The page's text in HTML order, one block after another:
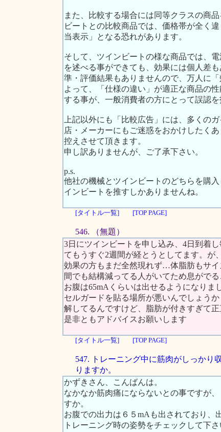
また、比較する場合には同等クラスの商
ビートとの比較商品では、価格帯が全く
当表示」となる恐れがあります。
そして、ツインビートの様な商品では、
を述べる事ができても、効果には個人差
準・評価結果もありませんので、万人に
よって、「仕様の違い」が適正な商品の
する事が、一般消費者の方にとって誤認
上記以外にも「比較広告」には、多くの
店・メーカーにもご迷惑をおかけしたく
控えさせて頂きます。
申し訳ありませんが、ご了承下さい。
p.s.
他社の機械とツインビートのどちらを購
インビートを推すしかありませんね。
[タイトル一覧] [TOP PAGE]
546. （無題）
3日にツインビートを申し込み、4日到着
てもうすぐ2週間が経とうとしてます。が
効果の方もまだ全然現れず…体脂肪もサ
間でも結構減ってる人がいてため息がで
お腹は65mAくらいは出せるようになりま
セルガードを貼る場所が悪いんでしょう
解してるんですけど、脂肪が付きすぎて
是非ともアドバイスお願いします
[タイトル一覧] [TOP PAGE]
547. トレーニング中に筋肉がしっかり
りますか。
かずきさん、こんばんは。
なかなか筋肉痛にならないとの事ですが
すか。
お腹での出力は６５mAも出されており、
トレーニング時の姿勢をチェックして下さ